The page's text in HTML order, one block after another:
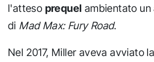
l'atteso prequel ambientato un
di Mad Max: Fury Road.
Nel 2017, Miller aveva avviato